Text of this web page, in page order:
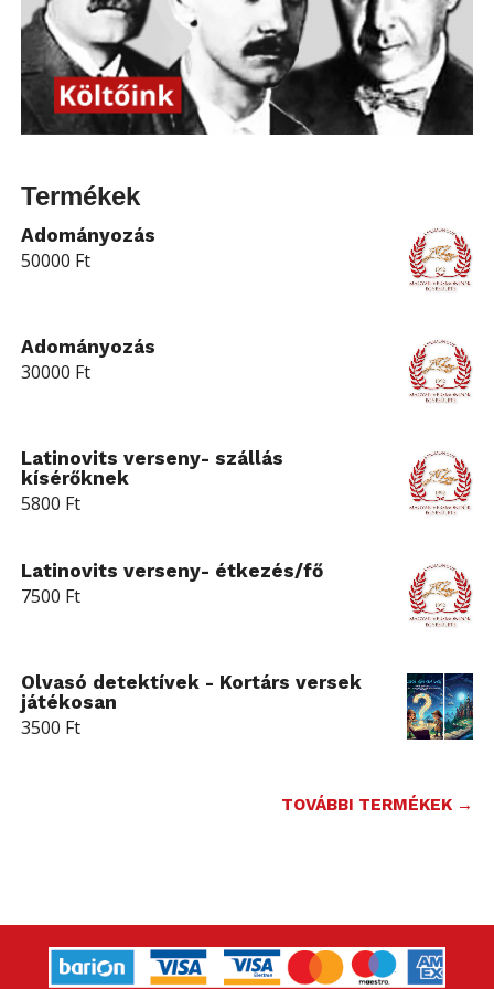
Termékek
Adományozás
50000 Ft
Adományozás
30000 Ft
Latinovits verseny- szállás
kísérőknek
5800 Ft
Latinovits verseny- étkezés/fő
7500 Ft
Olvasó detektívek - Kortárs versek
játékosan
3500 Ft
TOVÁBBI TERMÉKEK →